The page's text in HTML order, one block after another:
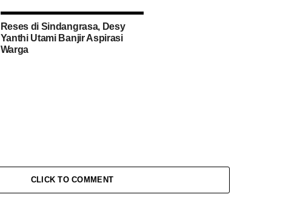
Reses di Sindangrasa, Desy
Yanthi Utami Banjir Aspirasi
Warga
CLICK TO COMMENT